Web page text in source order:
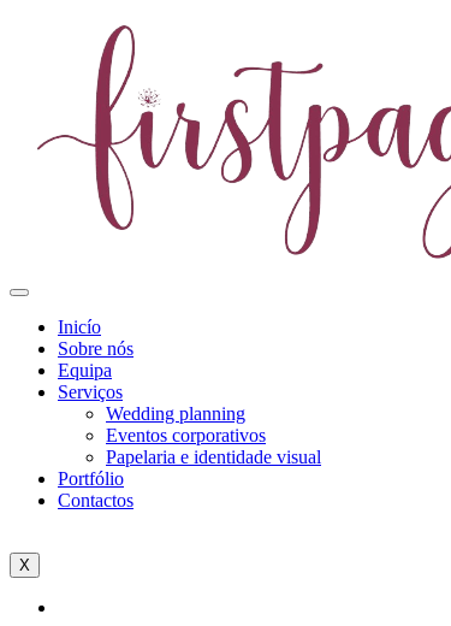
Inicío
Sobre nós
Equipa
Serviços
Wedding planning
Eventos corporativos
Papelaria e identidade visual
Portfólio
Contactos
X